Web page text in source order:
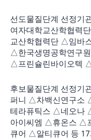
선도물질단계 선정
여자대학교산학협력
교산학협력단 △임바
△한국생명공학연구
△프린슐린바이오텍
후보물질단계 선정
퍼니 △차백신연구
테라퓨틱스 △네오나
아이씨엠 △휴온스 △
큐어 △알티큐어 등